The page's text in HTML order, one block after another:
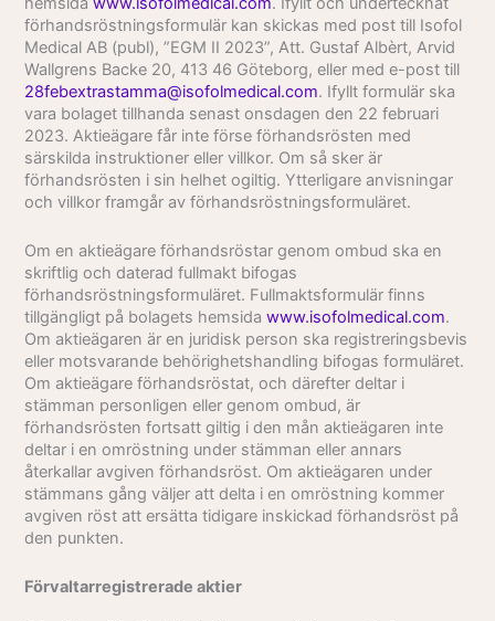
förhandsröstningsformulär kan skickas med post till Isofol
Medical AB (publ), ”EGM II 2023”, Att. Gustaf Albèrt, Arvid
Wallgrens Backe 20, 413 46 Göteborg, eller med e-post till
28febextrastamma@isofolmedical.com. Ifyllt formulär ska
vara bolaget tillhanda senast onsdagen den 22 februari
2023. Aktieägare får inte förse förhandsrösten med
särskilda instruktioner eller villkor. Om så sker är
förhandsrösten i sin helhet ogiltig. Ytterligare anvisningar
och villkor framgår av förhandsröstningsformuläret.
Om en aktieägare förhandsröstar genom ombud ska en
skriftlig och daterad fullmakt bifogas
förhandsröstningsformuläret. Fullmaktsformulär finns
tillgängligt på bolagets hemsidawww.isofolmedical.com.
Om aktieägaren är en juridisk person ska registreringsbevis
eller motsvarande behörighetshandling bifogas formuläret.
Om aktieägare förhandsröstat, och därefter deltar i
stämman personligen eller genom ombud, är
förhandsrösten fortsatt giltig i den mån aktieägaren inte
deltar i en omröstning under stämman eller annars
återkallar avgiven förhandsröst. Om aktieägaren under
stämmans gång väljer att delta i en omröstning kommer
avgiven röst att ersätta tidigare inskickad förhandsröst på
den punkten.
Förvaltarregistrerade aktier